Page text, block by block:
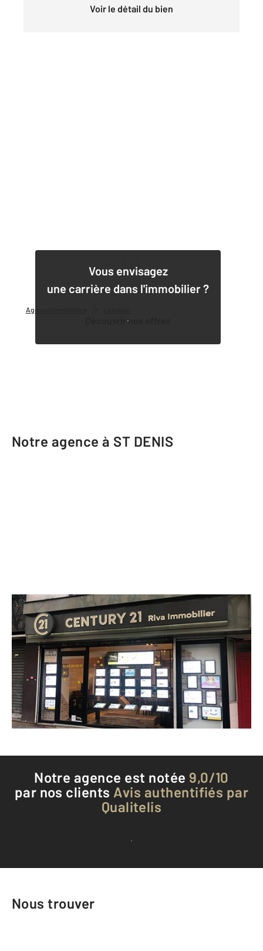
Agence immobilière
Voir le détail du bien
Vous envisagez
une carrière dans l'immobilier ?
Découvrir nos offres
1
Notre agence à ST DENIS
CENTURY 21 Riva Immobilier
96 rue Gabriel Péri
ST DENIS - 93200
Envoyer un message
Téléphoner à l'agence
Notre agence est notée 9,0/10
par nos clients Avis authentifiés par
Qualitelis
Voir tous les avis clients
Nous trouver